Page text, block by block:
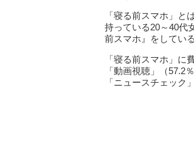
「寝る前スマホ」
持っている20～40代
前スマホ』をしてい
「寝る前スマホ」に
「動画視聴」（57.2
「ニュースチェック